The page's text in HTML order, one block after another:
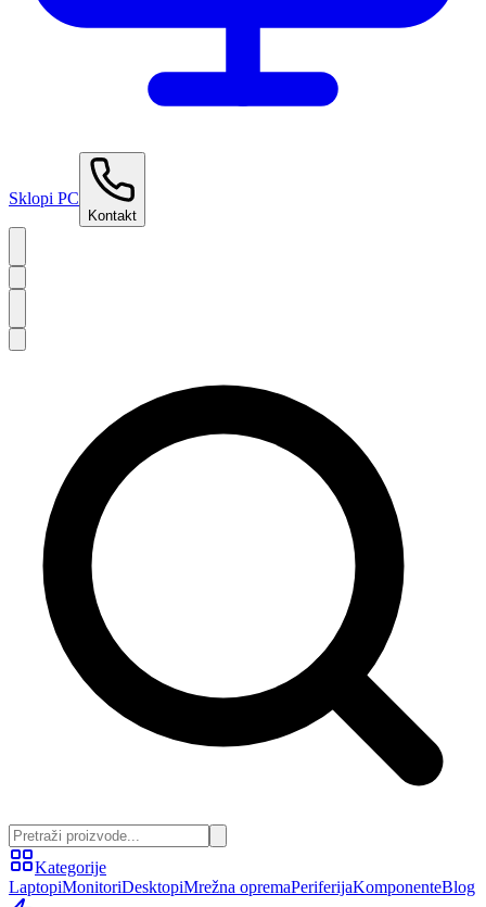
Sklopi PC
Kontakt
Kategorije
LaptopiMonitoriDesktopiMrežna opremaPeriferijaKomponenteBlog